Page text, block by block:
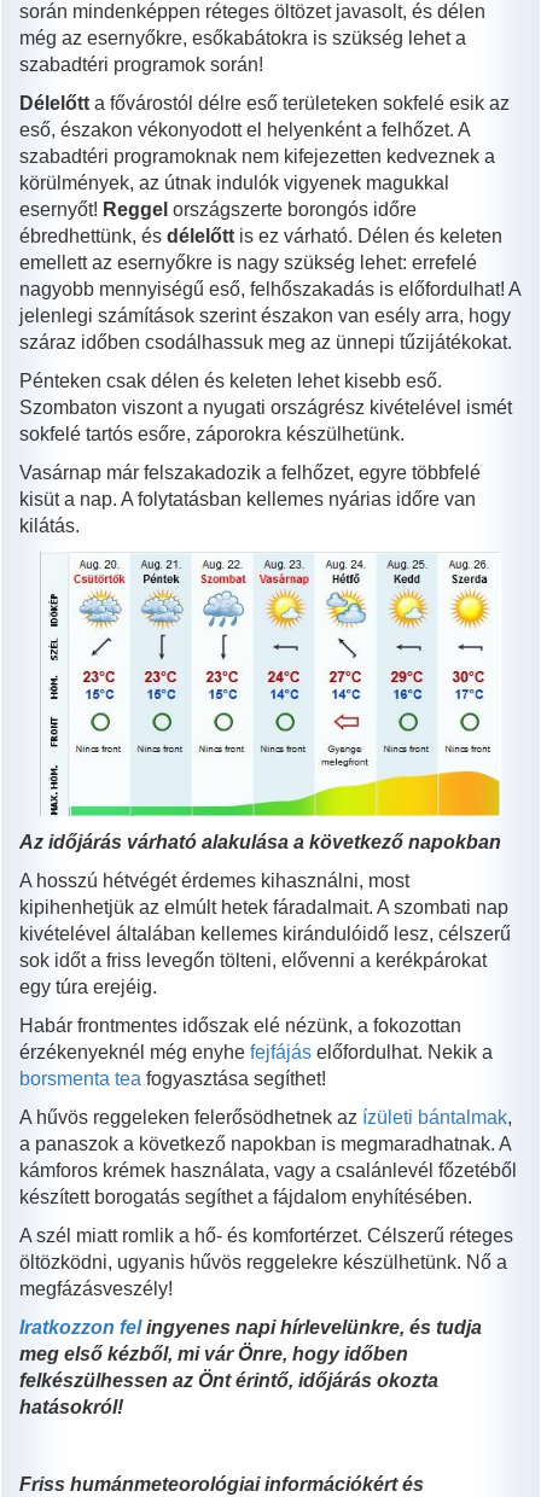
során mindenképpen réteges öltözet javasolt, és délen
még az esernyőkre, esőkabátokra is szükség lehet a
szabadtéri programok során!
Délelőtt a fővárostól délre eső területeken sokfelé esik az
eső, északon vékonyodott el helyenként a felhőzet. A
szabadtéri programoknak nem kifejezetten kedveznek a
körülmények, az útnak indulók vigyenek magukkal
esernyőt! Reggel országszerte borongós időre
ébredhettünk, és délelőtt is ez várható. Délen és keleten
emellett az esernyőkre is nagy szükség lehet: errefelé
nagyobb mennyiségű eső, felhőszakadás is előfordulhat! A
jelenlegi számítások szerint északon van esély arra, hogy
száraz időben csodálhassuk meg az ünnepi tűzijátékokat.
Pénteken csak délen és keleten lehet kisebb eső.
Szombaton viszont a nyugati országrész kivételével ismét
sokfelé tartós esőre, záporokra készülhetünk.
Vasárnap már felszakadozik a felhőzet, egyre többfelé
kisüt a nap. A folytatásban kellemes nyárias időre van
kilátás.
Az időjárás várható alakulása a következő napokban
A hosszú hétvégét érdemes kihasználni, most
kipihenhetjük az elmúlt hetek fáradalmait. A szombati nap
kivételével általában kellemes kirándulóidő lesz, célszerű
sok időt a friss levegőn tölteni, elővenni a kerékpárokat
egy túra erejéig.
Habár frontmentes időszak elé nézünk, a fokozottan
érzékenyeknél még enyhe fejfájás előfordulhat. Nekik a
borsmenta tea fogyasztása segíthet!
A hűvös reggeleken felerősödhetnek az ízületi bántalmak,
a panaszok a következő napokban is megmaradhatnak. A
kámforos krémek használata, vagy a csalánlevél főzetéből
készített borogatás segíthet a fájdalom enyhítésében.
A szél miatt romlik a hő- és komfortérzet. Célszerű réteges
öltözködni, ugyanis hűvös reggelekre készülhetünk. Nő a
megfázásveszély!
Iratkozzon felingyenes napi hírlevelünkre, és tudja
meg első kézből, mi vár Önre, hogy időben
felkészülhessen az Önt érintő, időjárás okozta
hatásokról!
Friss humánmeteorológiai információkért és